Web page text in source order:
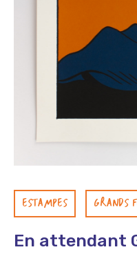
ESTAMPES GRANDS
En attendant